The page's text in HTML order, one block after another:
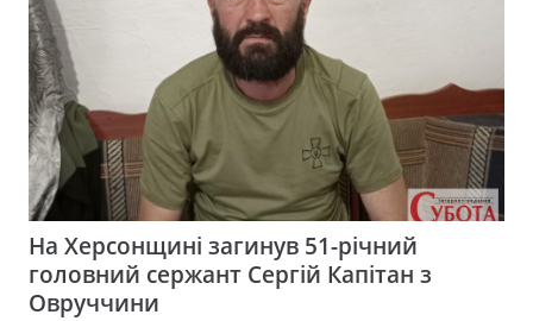
На Херсонщині загинув 51-річний
головний сержант Сергій Капітан з
Овруччини